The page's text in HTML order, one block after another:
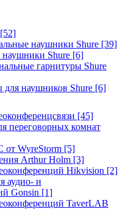
[52]
наушники Shure [39]
Shure [6]
гарнитуры Shure
для наушников Shure [6]
[45]
переговорных комнат
WyreStorm [5]
Arthur Holm [3]
Hikvision [2]
аудио- и
Gonsin [1]
TaverLAB